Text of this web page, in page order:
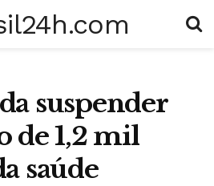
suspender
de 1,2 mil
saúde